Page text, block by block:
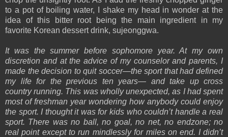
to a pot of boiling water, I shake my head in wonder at the
idea of this bitter root being the main ingredient in my
favorite Korean dessert drink, sujeonggwa.
It was the summer before sophomore year. At my own
discretion and at the advice of my counselor and parents, I
made the decision to quit soccer—the sport that had defined
my life for the previous ten years— and take up cross
country running. This was wholly unexpected, as I had spent
most of freshman year wondering how anybody could enjoy
the sport. I thought it was for kids who couldn’t handle a real
sport. There was no ball, no goal, no net, no endzone; no
real point except to run mindlessly for miles on end. I didn’t